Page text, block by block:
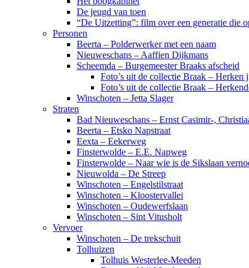
De jeugd van toen
“De Uitzetting”: film over een generatie die
Personen
Beerta – Polderwerker met een naam
Nieuweschans – Aaffien Dijkmans
Scheemda – Burgemeester Braaks afscheid
Foto’s uit de collectie Braak – Herken
Foto’s uit de collectie Braak –
Winschoten – Jetta Slager
Straten
Bad Nieuweschans – Ernst Casimir-,
Beerta – Etsko Napstraat
Eexta – Eekerweg
Finsterwolde – E.E. Napweg
Finsterwolde – Naar wie is de Sikslaan
Nieuwolda – De Streep
Winschoten – Engelstilstraat
Winschoten – Kloostervallei
Winschoten – Oudewerfslaan
Winschoten – Sint Vitusholt
Vervoer
Winschoten – De trekschuit
Tolhuizen
Tolhuis Westerlee-Meeden